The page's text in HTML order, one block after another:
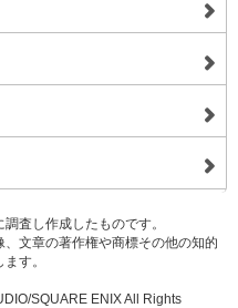
査し作成したものです。
文章の著作権や商標その他の知的
す。
SQUARE ENIX All Rights